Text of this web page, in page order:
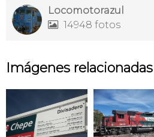
Locomotorazul
 14948 fotos
Imágenes relacionadas